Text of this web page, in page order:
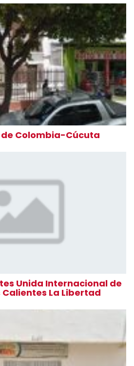
Colombia-Cúcuta
Unida Internacional de
La Libertad